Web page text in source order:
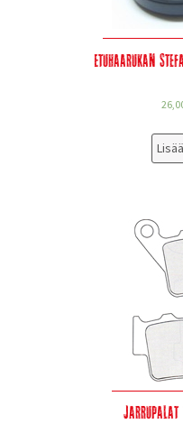
Etuhaarukan
Jarrupalat